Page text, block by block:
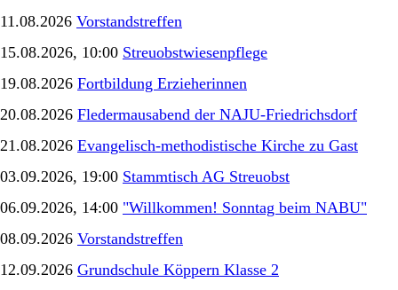
11.08.2026 Vorstandstreffen
15.08.2026, 10:00 Streuobstwiesenpflege
19.08.2026 Fortbildung Erzieherinnen
20.08.2026 Fledermausabend der NAJU-Friedrichsdorf
21.08.2026 Evangelisch-methodistische Kirche zu Gast
03.09.2026, 19:00 Stammtisch AG Streuobst
06.09.2026, 14:00 "Willkommen! Sonntag beim NABU"
08.09.2026 Vorstandstreffen
12.09.2026 Grundschule Köppern Klasse 2